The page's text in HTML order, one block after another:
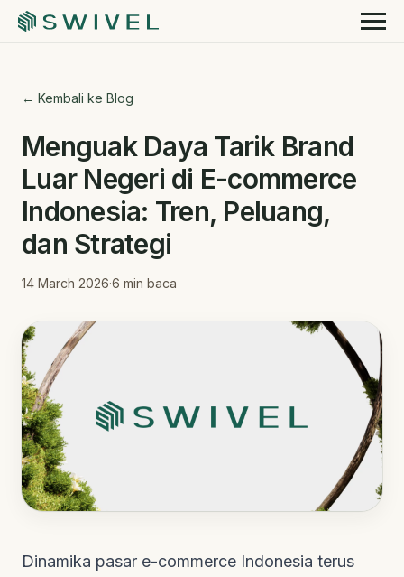
← Kembali ke Blog
Menguak Daya Tarik Brand
Luar Negeri di E-commerce
Indonesia: Tren, Peluang,
dan Strategi
14 March 2026·6 min baca
Dinamika pasar e-commerce Indonesia terus